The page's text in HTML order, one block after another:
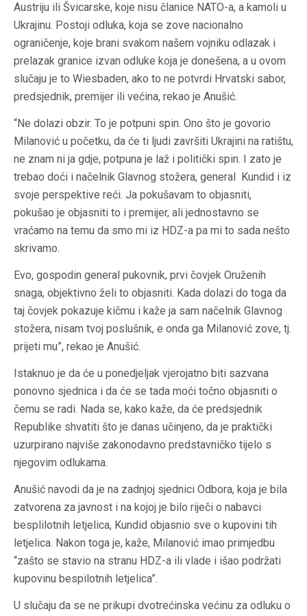
Austriju ili Švicarske, koje nisu članice NATO-a, a kamoli u
Ukrajinu. Postoji odluka, koja se zove nacionalno
ograničenje, koje brani svakom našem vojniku odlazak i
prelazak granice izvan odluke koja je donešena, a u ovom
slučaju je to Wiesbaden, ako to ne potvrdi Hrvatski sabor,
predsjednik, premijer ili većina, rekao je Anušić.
“Ne dolazi obzir. To je potpuni spin. Ono što je govorio
Milanović u početku, da će ti ljudi završiti Ukrajini na ratištu,
ne znam ni ja gdje, potpuna je laž i politički spin. I zato je
trebao doći i načelnik Glavnog stožera, general Kundid i iz
svoje perspektive reći. Ja pokušavam to objasniti,
pokušao je objasniti to i premijer, ali jednostavno se
vraćamo na temu da smo mi iz HDZ-a pa mi to sada nešto
skrivamo.
Evo, gospodin general pukovnik, prvi čovjek Oruženih
snaga, objektivno želi to objasniti. Kada dolazi do toga da
taj čovjek pokazuje kičmu i kaže ja sam načelnik Glavnog
stožera, nisam tvoj poslušnik, e onda ga Milanović zove, tj.
prijeti mu”, rekao je Anušić.
Istaknuo je da će u ponedjeljak vjerojatno biti sazvana
ponovno sjednica i da će se tada moći točno objasniti o
čemu se radi. Nada se, kako kaže, da će predsjednik
Republike shvatiti što je danas učinjeno, da je praktički
uzurpirano najviše zakonodavno predstavničko tijelo s
njegovim odlukama.
Anušić navodi da je na zadnjoj sjednici Odbora, koja je bila
zatvorena za javnost i na kojoj je bilo riječi o nabavci
besplilotnih letjelica, Kundid objasnio sve o kupovini tih
letjelica. Nakon toga je, kaže, Milanović imao primjedbu
“zašto se stavio na stranu HDZ-a ili vlade i išao podržati
kupovinu bespilotnih letjelica”.
U slučaju da se ne prikupi dvotrećinska većinu za odluku o